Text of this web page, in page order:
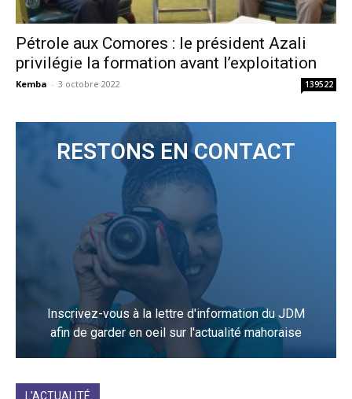
Pétrole aux Comores : le président Azali
privilégie la formation avant l’exploitation
Kemba - 3 octobre 2022 139522
RESTONS EN CONTACT
Inscrivez-vous à la lettre d'information du JDM
afin de garder en oeil sur l'actualité mahoraise
L'ACTUALITÉ